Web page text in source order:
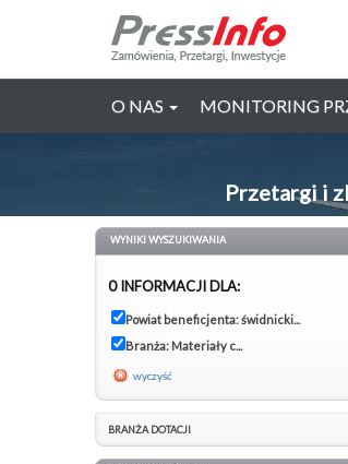
O NAS MONITORING
Przetargi i
WYNIKI WYSZUKIWANIA
0 INFORMACJI DLA:
Powiat beneficjenta: świdnicki...
Branża: Materiały c...
wyczyść
BRANŻA DOTACJI